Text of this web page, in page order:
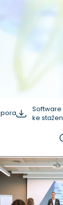
Software
ke